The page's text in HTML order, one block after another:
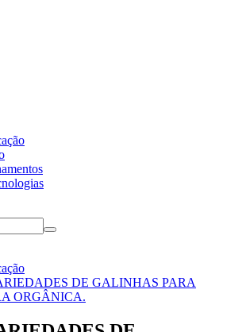
DE GALINHAS PARA
ORGÂNICA.